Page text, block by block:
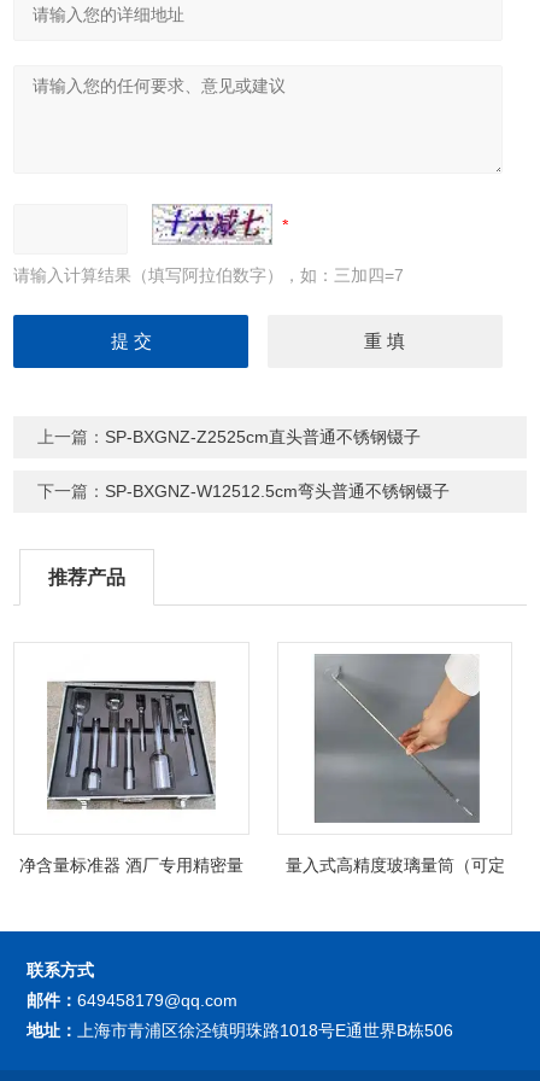
请输入计算结果（填写阿拉伯数字），如：三加四=7
上一篇： SP-BXGNZ-Z2525cm直头普通不锈钢镊子
下一篇： SP-BXGNZ-W12512.5cm弯头普通不锈钢镊子
推荐产品
净含量标准器 酒厂专用精密量
量入式高精度玻璃量筒（可定
联系方式
邮件：649458179@qq.com
地址：
上海市青浦区徐泾镇明珠路1018号E通世界B栋506